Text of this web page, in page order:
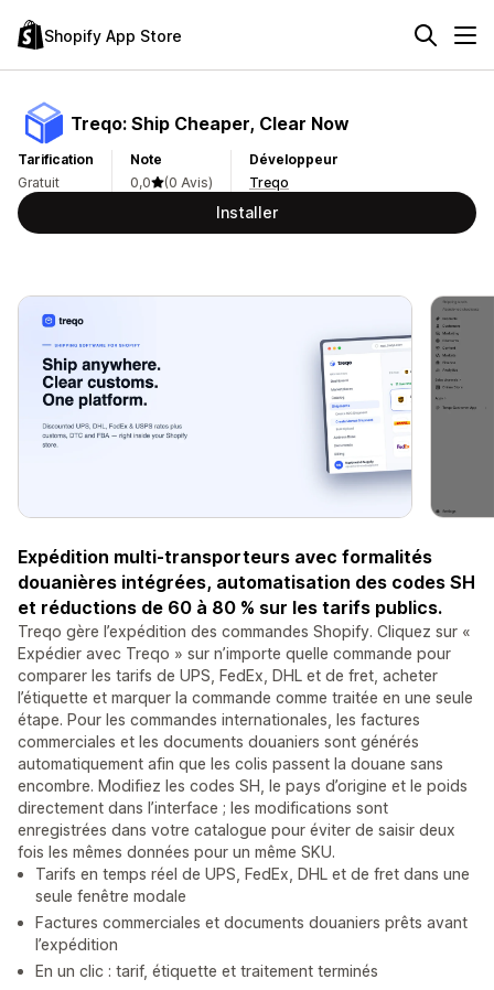
Shopify App Store
Treqo: Ship Cheaper, Clear Now
Tarification
Gratuit
Note
0,0
(0 Avis)
Développeur
Treqo
Installer
Expédition multi-transporteurs avec formalités
douanières intégrées, automatisation des codes SH
et réductions de 60 à 80 % sur les tarifs publics.
Treqo gère l’expédition des commandes Shopify. Cliquez sur «
Expédier avec Treqo » sur n’importe quelle commande pour
comparer les tarifs de UPS, FedEx, DHL et de fret, acheter
l’étiquette et marquer la commande comme traitée en une seule
étape. Pour les commandes internationales, les factures
commerciales et les documents douaniers sont générés
automatiquement afin que les colis passent la douane sans
encombre. Modifiez les codes SH, le pays d’origine et le poids
directement dans l’interface ; les modifications sont
enregistrées dans votre catalogue pour éviter de saisir deux
fois les mêmes données pour un même SKU.
Tarifs en temps réel de UPS, FedEx, DHL et de fret dans une
seule fenêtre modale
Factures commerciales et documents douaniers prêts avant
l’expédition
En un clic : tarif, étiquette et traitement terminés